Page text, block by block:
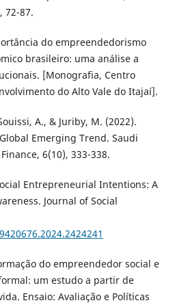
72-87.
do empreendedorismo
brasileiro: uma análise a
[Monografia, Centro
do Alto Vale do Itajaí].
A., & Juriby, M. (2022).
Emerging Trend. Saudi
6(10), 333-338.
Entrepreneurial Intentions: A
Journal of Social
do empreendedor social e
um estudo a partir de
Ensaio: Avaliação e Políticas